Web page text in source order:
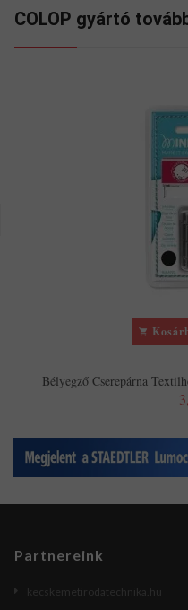
COLOP gyártó
Bélyegző Cserepárna
Partnereink
kecskemetirodatechnika.hu